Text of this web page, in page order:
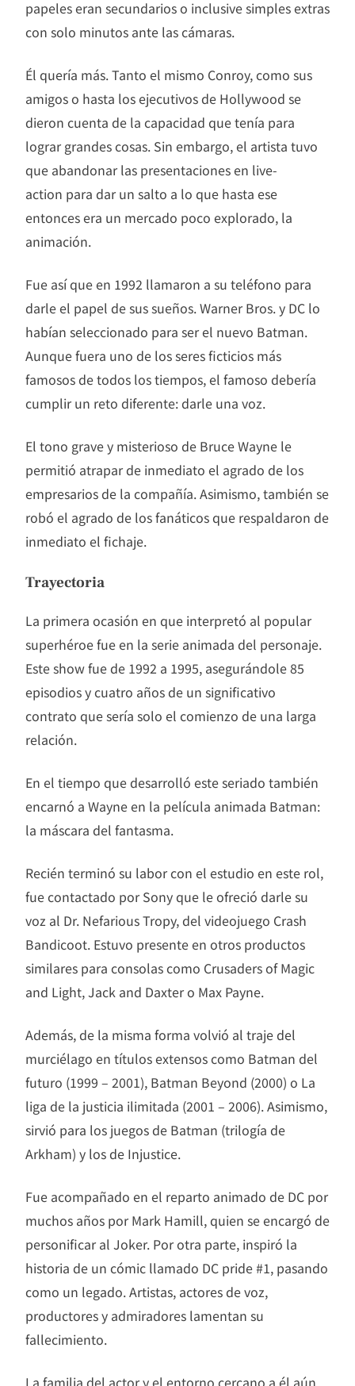
papeles eran secundarios o inclusive simples extras
con solo minutos ante las cámaras.
Él quería más. Tanto el mismo Conroy, como sus
amigos o hasta los ejecutivos de Hollywood se
dieron cuenta de la capacidad que tenía para
lograr grandes cosas. Sin embargo, el artista tuvo
que abandonar las presentaciones en live-
action para dar un salto a lo que hasta ese
entonces era un mercado poco explorado, la
animación.
Fue así que en 1992 llamaron a su teléfono para
darle el papel de sus sueños. Warner Bros. y DC lo
habían seleccionado para ser el nuevo Batman.
Aunque fuera uno de los seres ficticios más
famosos de todos los tiempos, el famoso debería
cumplir un reto diferente: darle una voz.
El tono grave y misterioso de Bruce Wayne le
permitió atrapar de inmediato el agrado de los
empresarios de la compañía. Asimismo, también se
robó el agrado de los fanáticos que respaldaron de
inmediato el fichaje.
Trayectoria
La primera ocasión en que interpretó al popular
superhéroe fue en la serie animada del personaje.
Este show fue de 1992 a 1995, asegurándole 85
episodios y cuatro años de un significativo
contrato que sería solo el comienzo de una larga
relación.
En el tiempo que desarrolló este seriado también
encarnó a Wayne en la película animada Batman:
la máscara del fantasma.
Recién terminó su labor con el estudio en este rol,
fue contactado por Sony que le ofreció darle su
voz al Dr. Nefarious Tropy, del videojuego Crash
Bandicoot. Estuvo presente en otros productos
similares para consolas como Crusaders of Magic
and Light, Jack and Daxter o Max Payne.
Además, de la misma forma volvió al traje del
murciélago en títulos extensos como Batman del
futuro (1999 – 2001), Batman Beyond (2000) o La
liga de la justicia ilimitada (2001 – 2006). Asimismo,
sirvió para los juegos de Batman (trilogía de
Arkham) y los de Injustice.
Fue acompañado en el reparto animado de DC por
muchos años por Mark Hamill, quien se encargó de
personificar al Joker. Por otra parte, inspiró la
historia de un cómic llamado DC pride #1, pasando
como un legado. Artistas, actores de voz,
productores y admiradores lamentan su
fallecimiento.